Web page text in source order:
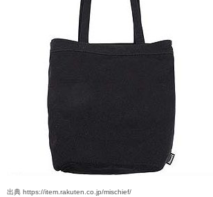
出典 https://item.rakuten.co.jp/mischief/